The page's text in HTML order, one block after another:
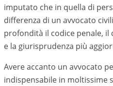
imputato che in quella di
differenza di un avvocato
profondità il codice penale,
e la giurisprudenza più
Avere accanto un avvocato
indispensabile in moltissime